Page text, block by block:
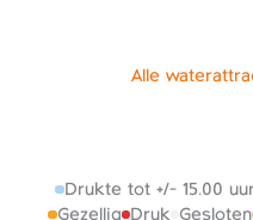
Alle
Druk
Drukte tot +/- 15.00
Gesloten
Gezellig